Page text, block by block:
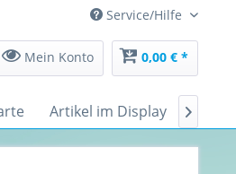
Service/Hilfe
Mein Konto 0,00 € *
Artikel im Display 